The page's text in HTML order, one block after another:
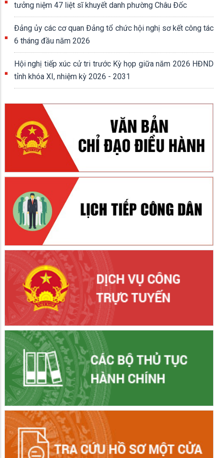
tưởng niệm 47 liệt sĩ khuyết danh phường Châu Đốc
Đảng ủy các cơ quan Đảng tổ chức hội nghị sơ kết công tác
6 tháng đầu năm 2026
Hội nghị tiếp xúc cử tri trước Kỳ họp giữa năm 2026 HĐND
tỉnh khóa XI, nhiệm kỳ 2026 - 2031